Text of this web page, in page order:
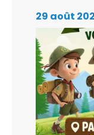
29 août